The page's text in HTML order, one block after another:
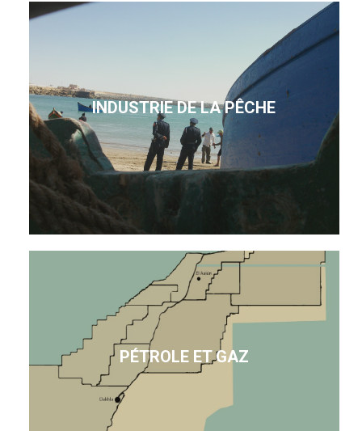
INDUSTRIE DE LA PÊCHE
PÉTROLE ET GAZ